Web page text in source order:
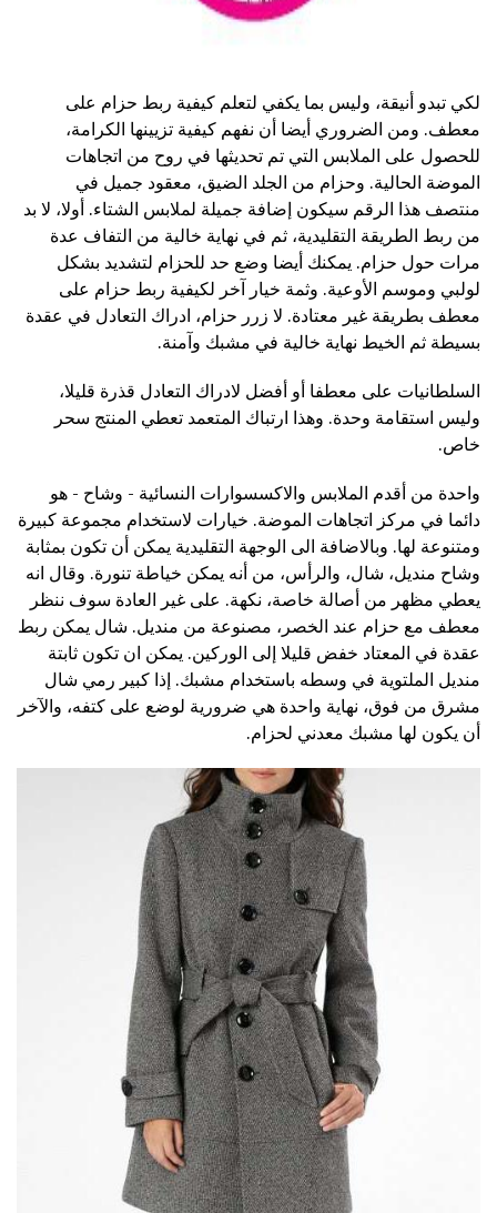
لكي تبدو أنيقة، وليس بما يكفي لتعلم كيفية ربط حزام على
معطف. ومن الضروري أيضا أن نفهم كيفية تزيينها الكرامة،
للحصول على الملابس التي تم تحديثها في روح من اتجاهات
الموضة الحالية. وحزام من الجلد الضيق، معقود جميل في
منتصف هذا الرقم سيكون إضافة جميلة لملابس الشتاء. أولا، لا بد
من ربط الطريقة التقليدية، ثم في نهاية خالية من التفاف عدة
مرات حول حزام. يمكنك أيضا وضع حد للحزام لتشديد بشكل
لولبي وموسم الأوعية. وثمة خيار آخر لكيفية ربط حزام على
معطف بطريقة غير معتادة. لا زرر حزام، ادراك التعادل في عقدة
بسيطة ثم الخيط نهاية خالية في مشبك وآمنة.
السلطانيات على معطفا أو أفضل لادراك التعادل قذرة قليلا،
وليس استقامة وحدة. وهذا ارتباك المتعمد تعطي المنتج سحر
خاص.
واحدة من أقدم الملابس والاكسسوارات النسائية - وشاح - هو
دائما في مركز اتجاهات الموضة. خيارات لاستخدام مجموعة كبيرة
ومتنوعة لها. وبالاضافة الى الوجهة التقليدية يمكن أن تكون بمثابة
وشاح منديل، شال، والرأس، من أنه يمكن خياطة تنورة. وقال انه
يعطي مظهر من أصالة خاصة، نكهة. على غير العادة سوف ننظر
معطف مع حزام عند الخصر، مصنوعة من منديل. شال يمكن ربط
عقدة في المعتاد خفض قليلا إلى الوركين. يمكن ان تكون ثابتة
منديل الملتوية في وسطه باستخدام مشبك. إذا كبير رمي شال
مشرق من فوق، نهاية واحدة هي ضرورية لوضع على كتفه، والآخر
أن يكون لها مشبك معدني لحزام.